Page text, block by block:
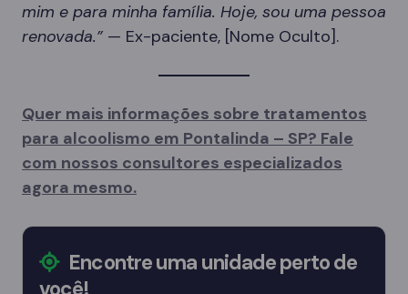
mim e para minha família. Hoje, sou uma pessoa
renovada.” — Ex-paciente, [Nome Oculto].
Quer mais informações sobre tratamentos
para alcoolismo em Pontalinda – SP? Fale
com nossos consultores especializados
agora mesmo.
Encontre uma unidade perto de